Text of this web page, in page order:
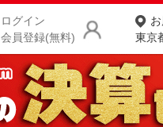
ログイン
会員登録(無料)
東京